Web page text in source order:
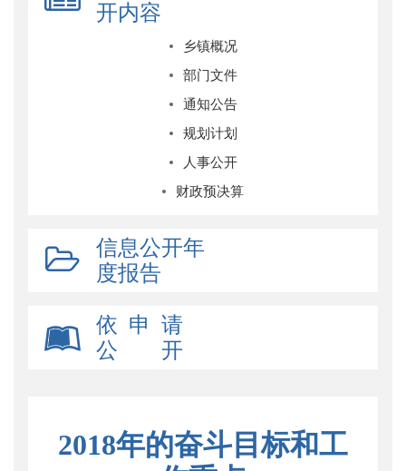
开内容
乡镇概况
部门文件
通知公告
规划计划
人事公开
财政预决算
信息公开年
度报告
依 申 请
公 开
2018年的奋斗目标和工